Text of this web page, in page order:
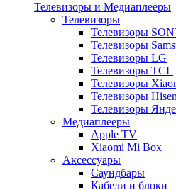
Телевизоры и Медиаплееры
Телевизоры
Телевизоры
Телевизоры
Телевизоры LG
Телевизоры TCL
Телевизоры
Телевизоры
Телевизоры
Медиаплееры
Apple TV
Xiaomi Mi Box
Аксессуары
Саундбары
Кабели и блоки